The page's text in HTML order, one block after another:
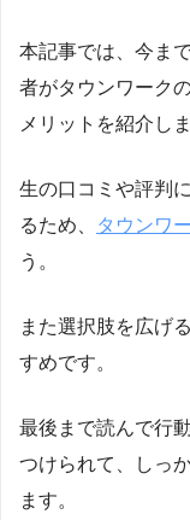
本記事では、今ま
者がタウンワーク
メリットを紹介しま
生の口コミや評判
るため、
タウンワ
う。
また選択肢を広げ
すめです。
最後まで読んで行
つけられて、しっ
ます。